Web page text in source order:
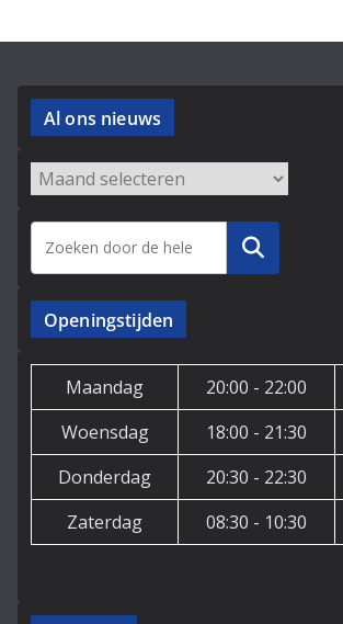
Al ons nieuws
Archieven
Zoeken
Openingstijden
Maandag 20:00 - 22:00
Woensdag
18:00 - 21:30
Donderdag
20:30 - 22:30
Zaterdag
08:30 - 10:30